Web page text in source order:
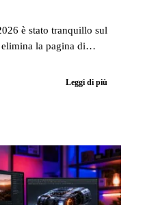
è stato tranquillo sul
la pagina di
Twitch sono alLeggi di più